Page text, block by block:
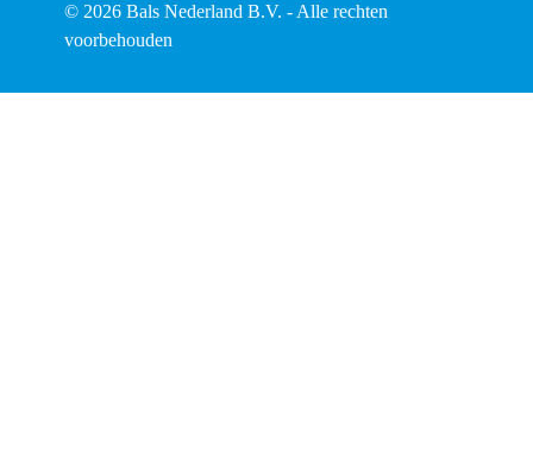
© 2026 Bals Nederland B.V. - Alle rechten
voorbehouden